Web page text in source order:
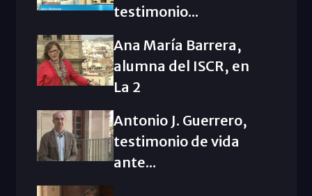
testimonio...
Ana María Barrera,
alumna del ISCR, en
La 2
Antonio J. Guerrero,
testimonio de vida
ante...